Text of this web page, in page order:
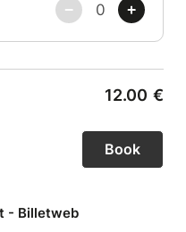
12.00 €
- Billetweb